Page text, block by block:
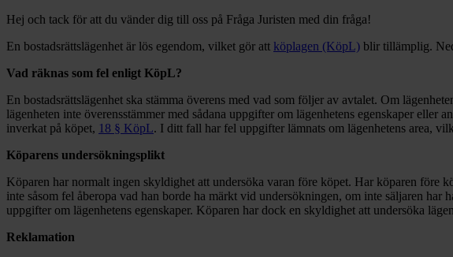
Hej och tack för att du vänder dig till oss på Fråga Juristen med din fråga!
En bostadsrättslägenhet är lös egendom, vilket gör att köplagen (KöpL) blir tillämplig.
Vad räknas som fel enligt KöpL?
En bostadsrättslägenhet ska stämma överens med vad som följer av avtalet. Om
lägenheten inte överensstämmer med sådana uppgifter om lägenhetens egenskaper
inverkat på köpet, 18 § KöpL. I ditt fall har fel uppgifter lämnats om lägenhetens area,
Köparens undersökningsplikt
Köparen har normalt ingen skyldighet att undersöka varan före köpet. Har köparen före
inte såsom fel åberopa vad han borde ha märkt vid undersökningen, om inte säljaren har
uppgifter om lägenhetens egenskaper. Köparen har dock en skyldighet att undersöka
Reklamation